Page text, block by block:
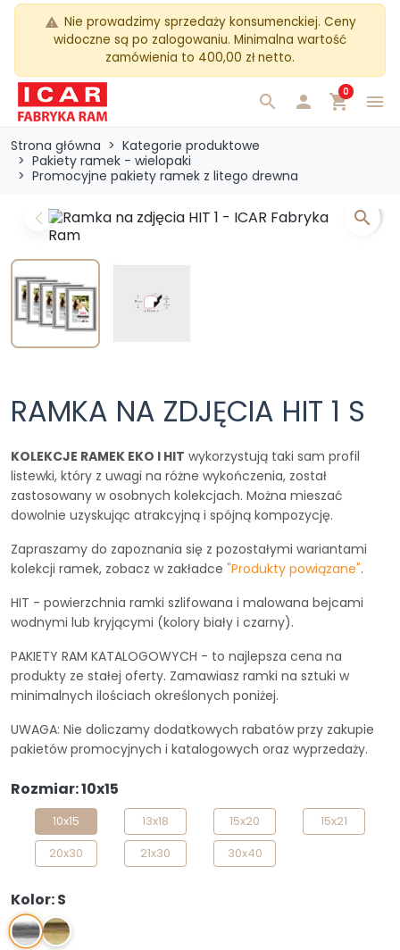
warning Nie prowadzimy sprzedaży konsumenckiej. Ceny
widoczne są po zalogowaniu. Minimalna wartość
zamówienia to 400,00 zł netto.
menu
search  shopping_cart
0
Strona główna
Kategorie produktowe
Pakiety ramek - wielopaki
Promocyjne pakiety ramek z litego drewna
Previous Next
search
RAMKA NA ZDJĘCIA HIT 1 S
KOLEKCJE RAMEK EKO I HIT wykorzystują taki sam profil
listewki, który z uwagi na różne wykończenia, został
zastosowany w osobnych kolekcjach. Można mieszać
dowolnie uzyskując atrakcyjną i spójną kompozycję.
Zapraszamy do zapoznania się z pozostałymi wariantami
kolekcji ramek, zobacz w zakładce "Produkty powiązane".
HIT - powierzchnia ramki szlifowana i malowana bejcami
wodnymi lub kryjącymi (kolory biały i czarny).
PAKIETY RAM KATALOGOWYCH - to najlepsza cena na
produkty ze stałej oferty. Zamawiasz ramki na sztuki w
minimalnych ilościach określonych poniżej.
UWAGA: Nie doliczamy dodatkowych rabatów przy zakupie
pakietów promocyjnych i katalogowych oraz wyprzedaży.
Rozmiar: 10x15
10x15 13x18 15x20
15x21
20x30
21x30 30x40
Kolor: S
S Z